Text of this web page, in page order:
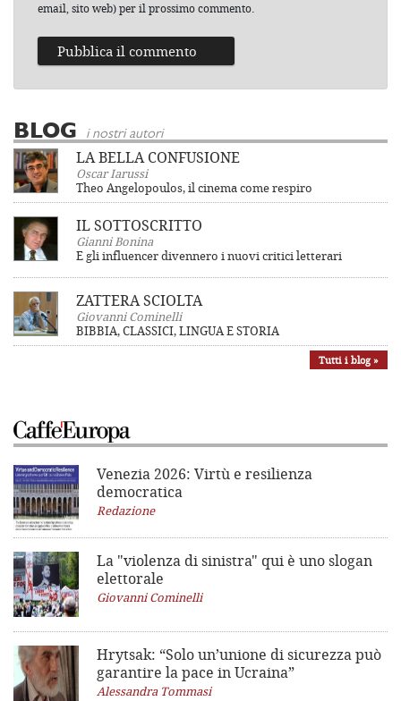
email, sito web) per il prossimo commento.
BLOG i nostri autori
LA BELLA CONFUSIONE
Oscar Iarussi
Theo Angelopoulos, il cinema come respiro
IL SOTTOSCRITTO
Gianni Bonina
E gli influencer divennero i nuovi critici letterari
ZATTERA SCIOLTA
Giovanni Cominelli
BIBBIA, CLASSICI, LINGUA E STORIA
Tutti i blog »
Venezia 2026: Virtù e resilienza
democratica
Redazione
La "violenza di sinistra" qui è uno slogan
elettorale
Giovanni Cominelli
Hrytsak: “Solo un’unione di sicurezza può
garantire la pace in Ucraina”
Alessandra Tommasi